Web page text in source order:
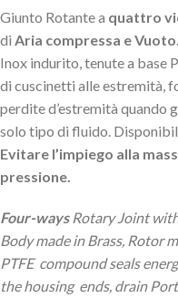
Giunto Rotante a quattro
di Aria compressa e Vuoto
Inox indurito, tenute a base
di cuscinetti alle estremità,
perdite d’estremità quando
solo tipo di fluido.
Evitare l’impiego alla
pressione.
Four-waysRotary Joint
Body made in Brass, Rotor
PTFE compound seals
the housing ends, drain